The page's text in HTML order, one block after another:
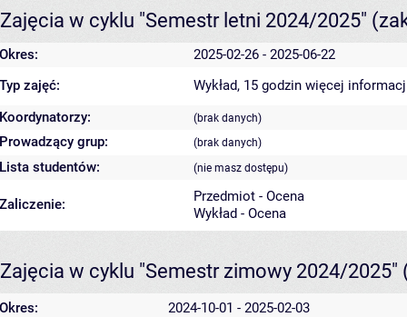
Zajęcia w cyklu "Semestr letni 2024/2025"
Okres:
2025-02-26 - 2025-06-22
Typ zajęć:
Wykład, 15 godzin więcej
Koordynatorzy:
(brak danych)
Prowadzący grup: (brak danych)
Lista studentów: (nie masz dostępu)
Zaliczenie:
Przedmiot - Ocena
Wykład - Ocena
Zajęcia w cyklu "Semestr zimowy 2024/2025"
Okres: 2024-10-01 - 2025-02-03